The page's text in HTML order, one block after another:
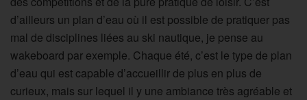
d’ailleurs un plan d’eau où il est possible de pratiquer pas
mal de disciplines liées au ski nautique, je pense au
wakeboard par exemple. Chaque été, c’est le type de plan
d’eau qui est capable d’accueillir de plus en plus de
curieux, mais sur lequel il y une ambiance très agréable et